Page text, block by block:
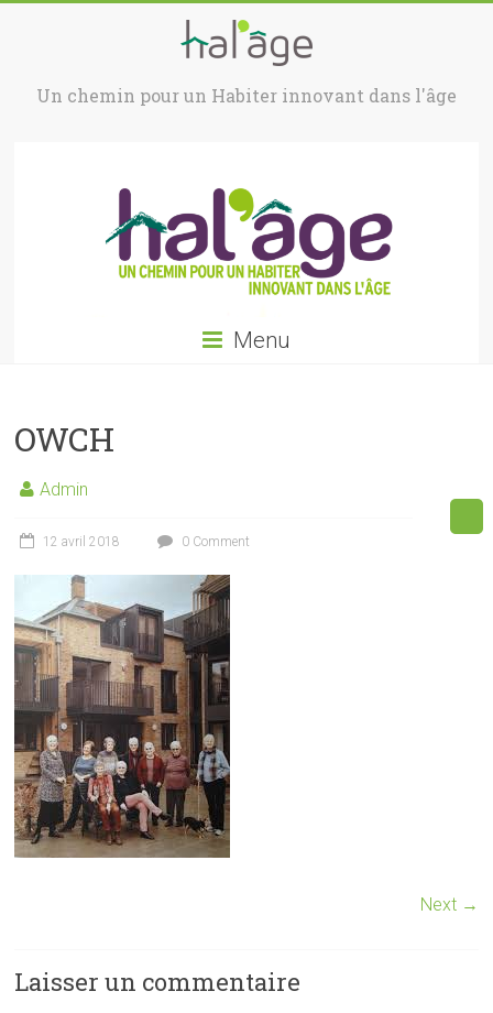
Un chemin pour un Habiter innovant dans l'âge
Menu
OWCH
Admin
12 avril 2018 0 Comment
Next →
Laisser un commentaire